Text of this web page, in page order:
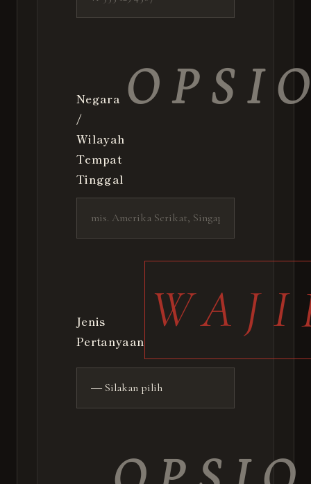
Negara
/
Wilayah
Tempat
Tinggal
Jenis
Pertanyaan